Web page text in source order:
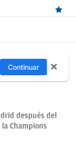
Madrid tras
después del
Champions
Continuar ✕